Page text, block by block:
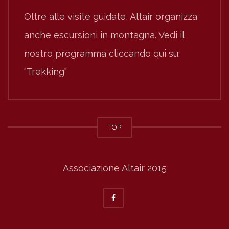
Oltre alle visite guidate, Altair organizza
anche escursioni in montagna. Vedi il
nostro programma cliccando qui su:
"Trekking"
TOP
Associazione Altair 2015